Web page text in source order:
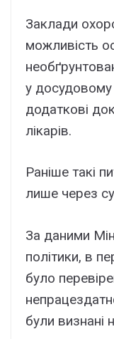
Заклади
можливість
у
додаткові
лікарів.
Раніше такі
лише через
За даними
політики, в
було
були визнані